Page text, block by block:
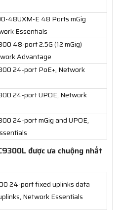
48UXM-E 48 Ports mGig
Essentials
48-port 2.5G (12 mGig)
Advantage
24-port PoE+, Network
24-port UPOE, Network
24-port mGig and UPOE,
được ưa chuộng nhất
24-port fixed uplinks data
Network Essentials